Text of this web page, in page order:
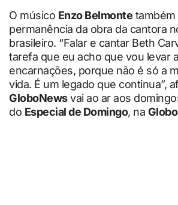
O músico Enzo Belmonte também
permanência da obra da cantora
brasileiro. “Falar e cantar Beth
tarefa que eu acho que vou levar
encarnações, porque não é só a
vida. É um legado que continua”,
GloboNewsvai ao ar aos
do Especial de Domingo, na